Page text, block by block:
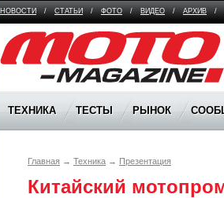
НОВОСТИ / СТАТЬИ / ФОТО / ВИДЕО / АРХИВ /
Moto Magazine
ТЕХНИКА ТЕСТЫ РЫНОК
Главная → Техника → Презентация
Китайский